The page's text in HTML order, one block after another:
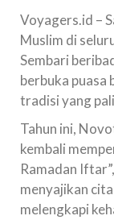
Voyagers.id –
Muslim di
Sembari
berbuka puasa
tradisi yang
Tahun ini,
kembali
Ramadan
menyajikan
melengkapi